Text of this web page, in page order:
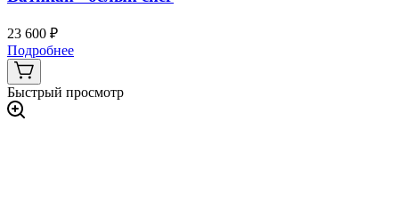
23 600 ₽
Подробнее
Быстрый просмотр